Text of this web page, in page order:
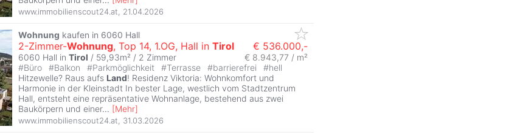
www.immobilienscout24.at 21.04.2026
Wohnung kaufen in 6060 Hall
2-Zimmer-Wohnung, Top 14, 1.OG, Hall in Tirol € 536.000,-
6060 Hall in Tirol / 59,93m² / 2 Zimmer
€ 8.943,77 / m²
#Büro #Balkon #Parkmöglichkeit #Terrasse #barrierefrei #hell
Hitzewelle? Raus aufs Land! Residenz Viktoria: Wohnkomfort und
Harmonie in der Kleinstadt In bester Lage, westlich vom Stadtzentrum
Hall, entsteht eine repräsentative Wohnanlage, bestehend aus zwei
Baukörpern und einer... [Mehr]
www.immobilienscout24.at 31.03.2026